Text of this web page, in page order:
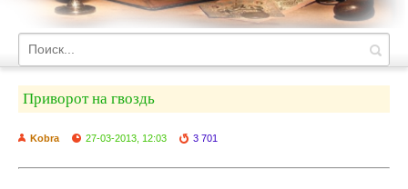
Приворот на гвоздь
Kobra 27-03-2013, 12:03 3 701